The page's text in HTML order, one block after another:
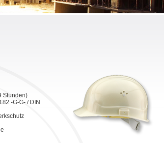
Stunden)
-G-G- / DIN